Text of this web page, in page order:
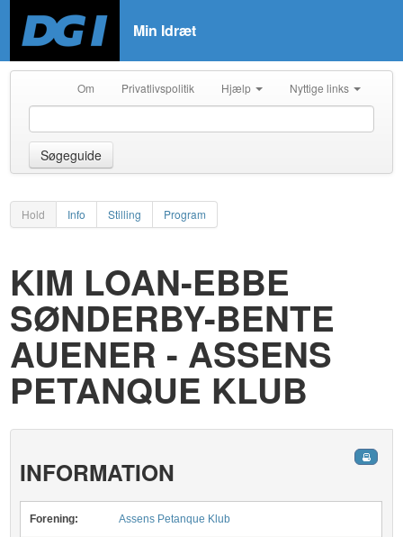
Min Idræt
Om Privatlivspolitik Hjælp Nyttige links
Søgeguide
Hold Info Stilling Program
KIM LOAN-EBBE
SØNDERBY-BENTE
AUENER - ASSENS
PETANQUE KLUB
INFORMATION
Forening: Assens Petanque Klub